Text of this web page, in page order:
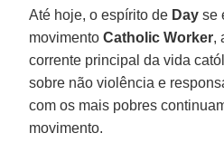
Até hoje, o espírito de Day se
movimentoCatholic Worker,
corrente principal da vida
sobre não violência e
com os mais pobres
movimento.